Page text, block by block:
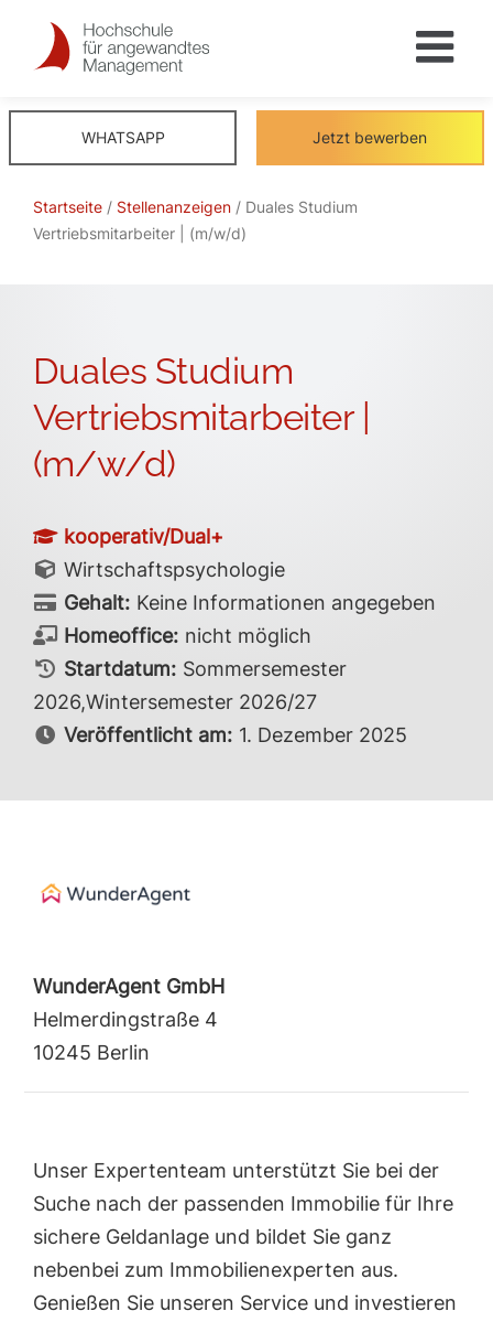
WHATSAPP Jetzt bewerben
Startseite/ Stellenanzeigen/ Duales Studium
Vertriebsmitarbeiter | (m/w/d)
Duales Studium
Vertriebsmitarbeiter |
(m/w/d)
kooperativ/Dual+
Wirtschaftspsychologie
Gehalt: Keine Informationen angegeben
Homeoffice: nicht möglich
Startdatum: Sommersemester
2026,Wintersemester 2026/27
Veröffentlicht am: 1. Dezember 2025
WunderAgent GmbH
Helmerdingstraße 4
10245 Berlin
Unser Expertenteam unterstützt Sie bei der
Suche nach der passenden Immobilie für Ihre
sichere Geldanlage und bildet Sie ganz
nebenbei zum Immobilienexperten aus.
Genießen Sie unseren Service und investieren